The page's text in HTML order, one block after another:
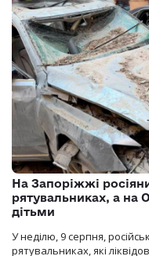
На Запоріжжі
рятувальниках, а на
дітьми
У неділю, 9 серпня,
рятувальниках, які